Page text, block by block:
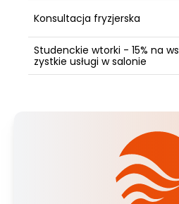
Konsultacja fryzjerska
Studenckie wtorki - 15% na ws
zystkie usługi w salonie